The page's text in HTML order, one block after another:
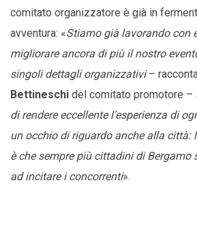
comitato organizzatore è già in
avventura: «Stiamo già lavorando con
migliorare ancora di più il nostro
singoli dettagli organizzativi–
Bettineschi del comitato promotore –
di rendere eccellente l’esperienza di
un occhio di riguardo anche alla città:
è che sempre più cittadini di Bergamo
ad incitare i concorrenti».